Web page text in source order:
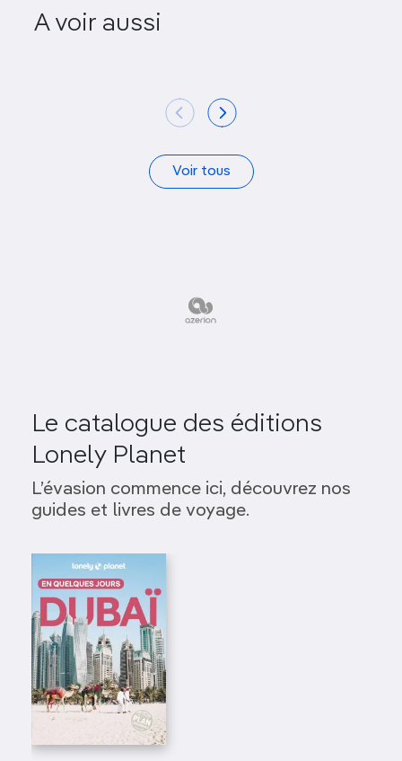
A voir aussi
Clé Dubai
Voir tous
Le catalogue des éditions
Lonely Planet
L’évasion commence ici, découvrez nos
guides et livres de voyage.